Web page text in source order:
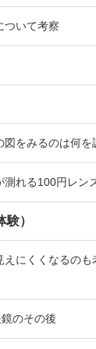
ついて考察
図をみるのは何を
測れる100円レン
）
えにくくなるのも
のその後